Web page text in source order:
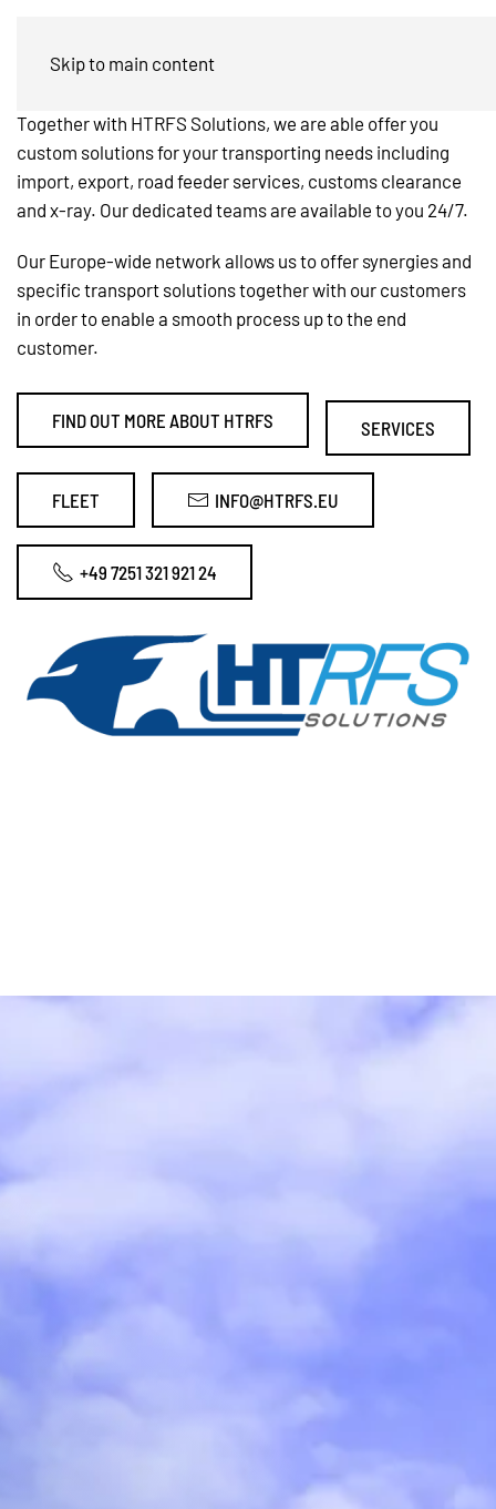
Skip to main content
Road Feeder Services
Together with HTRFS Solutions, we are able offer you
custom solutions for your transporting needs including
import, export, road feeder services, customs clearance
and x-ray. Our dedicated teams are available to you 24/7.
Our Europe-wide network allows us to offer synergies and
specific transport solutions together with our customers
in order to enable a smooth process up to the end
customer.
FIND OUT MORE ABOUT HTRFS SERVICES
FLEET INFO@HTRFS.EU
+49 7251 321 921 24